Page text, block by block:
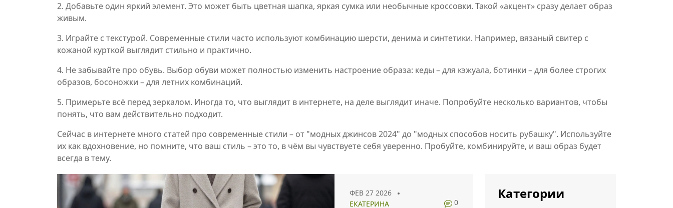
2. Добавьте один яркий элемент. Это может быть цветная шапка, яркая сумка или необычные кроссовки. Такой «акцент» сразу делает образ
живым.
3. Играйте с текстурой. Современные стили часто используют комбинацию шерсти, денима и синтетики. Например, вязаный свитер с
кожаной курткой выглядит стильно и практично.
4. Не забывайте про обувь. Выбор обуви может полностью изменить настроение образа: кеды – для кэжуала, ботинки – для более строгих
образов, босоножки – для летних комбинаций.
5. Примерьте всё перед зеркалом. Иногда то, что выглядит в интернете, на деле выглядит иначе. Попробуйте несколько вариантов, чтобы
понять, что вам действительно подходит.
Сейчас в интернете много статей про современные стили – от "модных джинсов 2024" до "модных способов носить рубашку". Используйте
их как вдохновение, но помните, что ваш стиль – это то, в чём вы чувствуете себя уверенно. Пробуйте, комбинируйте, и ваш образ будет
всегда в тему.
ФЕВ 27 2026
ЕКАТЕРИНА
0
Категории